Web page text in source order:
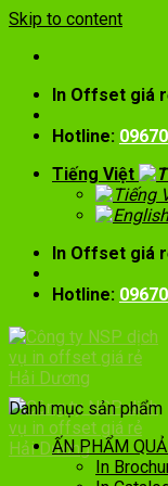
Skip to content
In Offset giá
Hotline:
Tiếng Việt
In Offset giá
Hotline:
Danh mục sản phẩm
ẤN PHẨM
In